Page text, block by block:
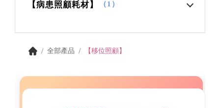
【病患照顧耗材】 （1）
全部產品 【移位照顧】